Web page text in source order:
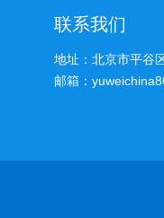
联系我们
地址：北京市平谷
邮箱：